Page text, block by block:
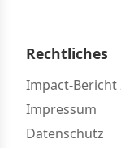
Rechtliches
Impact-Bericht
Impressum
Datenschutz